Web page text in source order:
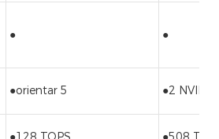
● ●
●orientar 5 ●2